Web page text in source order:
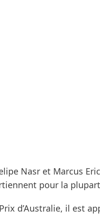
Nasr et Marcus
pour la
d’Australie, il est